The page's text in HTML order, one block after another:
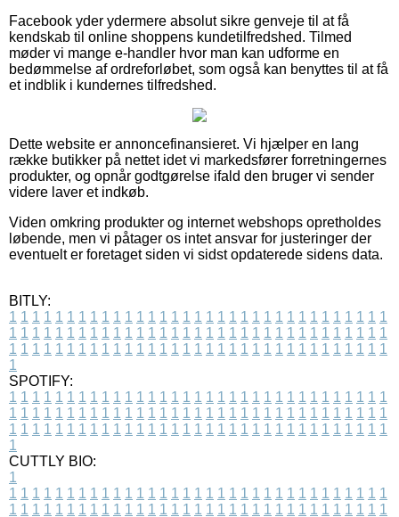
Facebook yder ydermere absolut sikre genveje til at få
kendskab til online shoppens kundetilfredshed. Tilmed
møder vi mange e-handler hvor man kan udforme en
bedømmelse af ordreforløbet, som også kan benyttes til at få
et indblik i kundernes tilfredshed.
Dette website er annoncefinansieret. Vi hjælper en lang
række butikker på nettet idet vi markedsfører forretningernes
produkter, og opnår godtgørelse ifald den bruger vi sender
videre laver et indkøb.
Viden omkring produkter og internet webshops opretholdes
løbende, men vi påtager os intet ansvar for justeringer der
eventuelt er foretaget siden vi sidst opdaterede sidens data.
BITLY:
1 1 1 1 1 1 1 1 1 1 1 1 1 1 1 1 1 1 1 1 1 1 1 1 1 1 1 1 1 1 1 1 1
1 1 1 1 1 1 1 1 1 1 1 1 1 1 1 1 1 1 1 1 1 1 1 1 1 1 1 1 1 1 1 1 1
1 1 1 1 1 1 1 1 1 1 1 1 1 1 1 1 1 1 1 1 1 1 1 1 1 1 1 1 1 1 1 1 1
1
SPOTIFY:
1 1 1 1 1 1 1 1 1 1 1 1 1 1 1 1 1 1 1 1 1 1 1 1 1 1 1 1 1 1 1 1 1
1 1 1 1 1 1 1 1 1 1 1 1 1 1 1 1 1 1 1 1 1 1 1 1 1 1 1 1 1 1 1 1 1
1 1 1 1 1 1 1 1 1 1 1 1 1 1 1 1 1 1 1 1 1 1 1 1 1 1 1 1 1 1 1 1 1
1
CUTTLY BIO:
1
1 1 1 1 1 1 1 1 1 1 1 1 1 1 1 1 1 1 1 1 1 1 1 1 1 1 1 1 1 1 1 1 1
1 1 1 1 1 1 1 1 1 1 1 1 1 1 1 1 1 1 1 1 1 1 1 1 1 1 1 1 1 1 1 1 1